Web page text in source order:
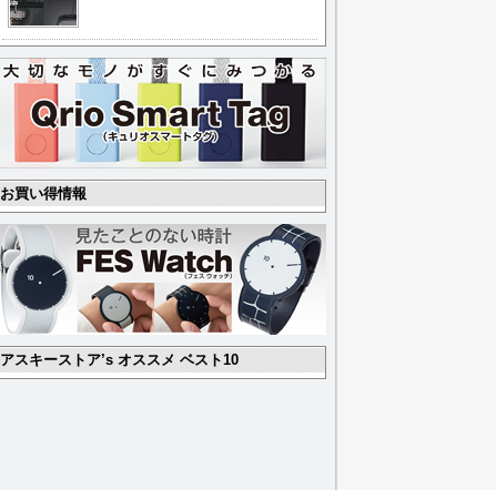
お買い得情報
アスキーストア’s オススメ ベスト10